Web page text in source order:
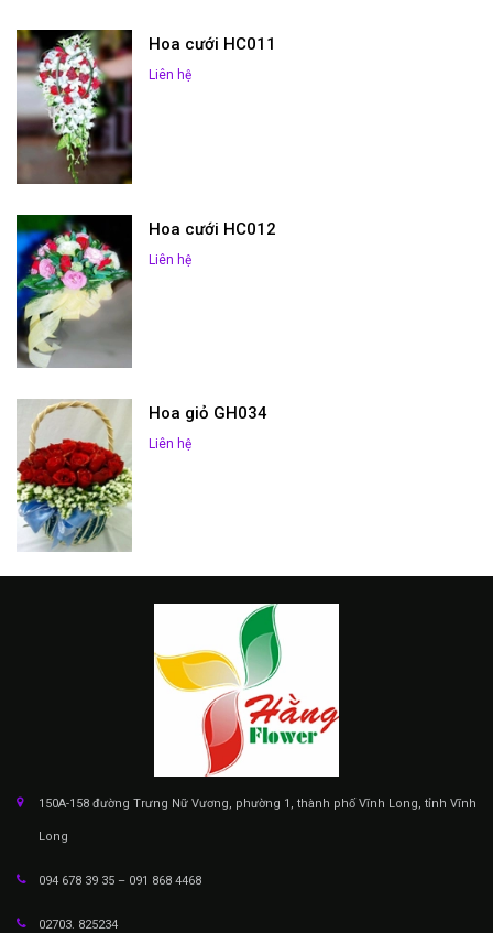
Hoa cưới HC011
Liên hệ
Hoa cưới HC012
Liên hệ
Hoa giỏ GH034
Liên hệ
150A-158 đường Trưng Nữ Vương, phường 1, thành phố Vĩnh Long, tỉnh Vĩnh
Long
094 678 39 35 – 091 868 4468
02703. 825234